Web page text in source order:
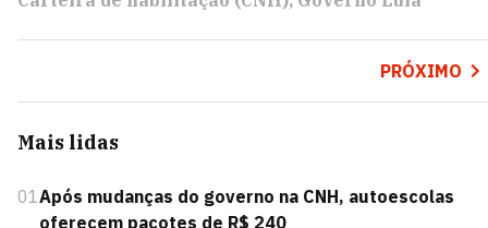
PRÓXIMO
Mais lidas
01Após mudanças do governo na CNH, autoescolas
oferecem pacotes de R$ 240